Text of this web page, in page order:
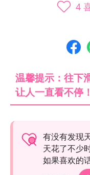
4
温馨提示：往下
让人一直看不停！
有没有发现
天花了不少
如果喜欢的